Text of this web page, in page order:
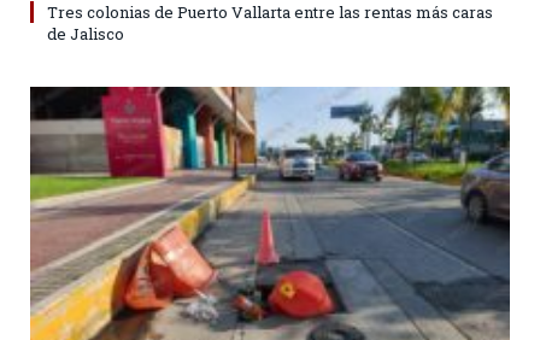
Tres colonias de Puerto Vallarta entre las rentas más caras
de Jalisco